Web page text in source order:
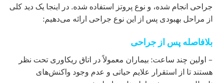
جراحی انجام شده، و نوع پروتز استفاده شده. در اینجا یک دید کلی
از مراحل بهبودی پس از این نوع جراحی ارائه می‌دهیم:
بلافاصله پس از جراحی
– اولین چند ساعت: بیماران معمولاً در اتاق ریکاوری تحت نظر
هستند تا از استقرار علایم حیاتی و عدم وجود واکنش‌های